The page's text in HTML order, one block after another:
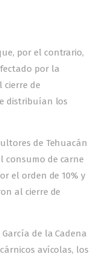
por el contrario,
por la
cierre de
distribuían los
de Tehuacán
consumo de carne
el orden de 10% y
al cierre de
de la Cadena
avícolas, los